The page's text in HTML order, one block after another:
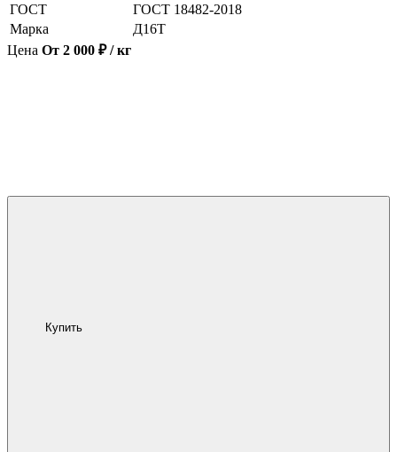
ГОСТ
ГОСТ 18482-2018
Марка
Д16Т
Цена От 2 000 ₽ / кг
Купить